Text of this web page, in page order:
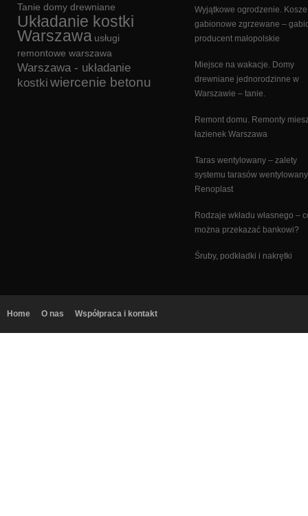
Tanie domy drewniane
Układanie kostki
Warszawa usługi
remontowe warszawa
Warszawa - układanie
kostki wiercenie betonu
Wyjątkowe ogrodzenie. Kosze
gabionowe zgrzewane –
producent małopolskie
Miejsce na wakacje. Domy
drewniane jednorodzinne w
Warszawie – tanie.
Remont domu. Remonty
łazienek Warszawa
Taras wentylowany – zalety
systemu tarasów
Renoplast
Rodzaje wkładu własnego –
można przekazać bankowi?
Śruby, podkładki i nakrętki
Home O nas Współpraca i kontakt